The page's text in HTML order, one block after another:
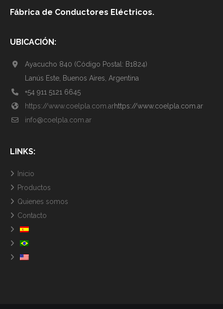
Fábrica de Conductores Eléctricos.
UBICACIÓN:
Ayacucho 840 (Código Postal: B1824)
Lanús Este, Buenos Aires, Argentina
+54 911 5121 6645
https://www.coelpla.com.arhttps://www.coelpla.com.ar
info@coelpla.com.ar
LINKS:
Inicio
Productos
Quienes somos
Contacto